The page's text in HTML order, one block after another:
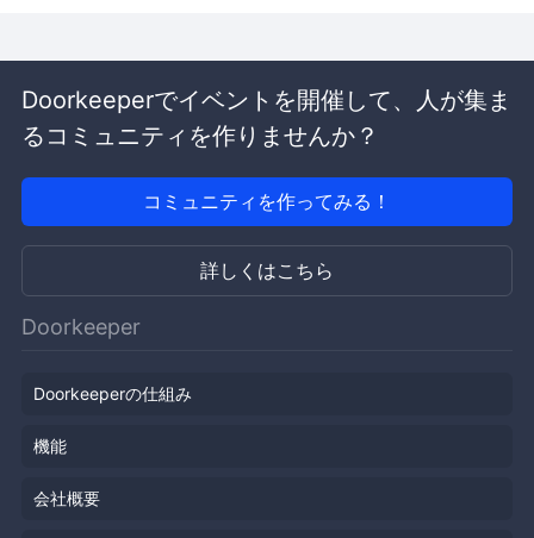
Doorkeeperでイベントを開催して、人が集ま
るコミュニティを作りませんか？
コミュニティを作ってみる！
詳しくはこちら
Doorkeeper
Doorkeeperの仕組み
機能
会社概要